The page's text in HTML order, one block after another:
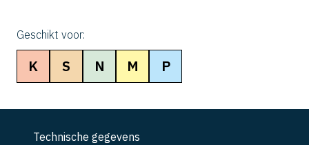
Geschikt voor:
K S N M P
Technische gegevens